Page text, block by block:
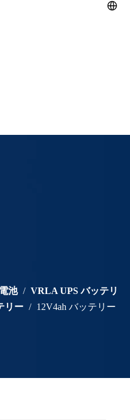
池 / VRLA UPS バッテリ
リー / 12V4ah バッテリー